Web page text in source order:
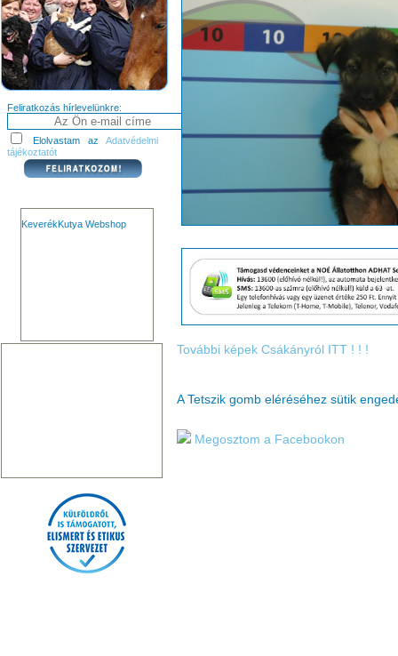
Feliratkozás hírlevelünkre:
Elolvastam az Adatvédelmi
tájékoztatót
KeverékKutya Webshop
További képek Csákányról ITT ! ! !
A Tetszik gomb eléréséhez sütik
Megosztom a Facebookon